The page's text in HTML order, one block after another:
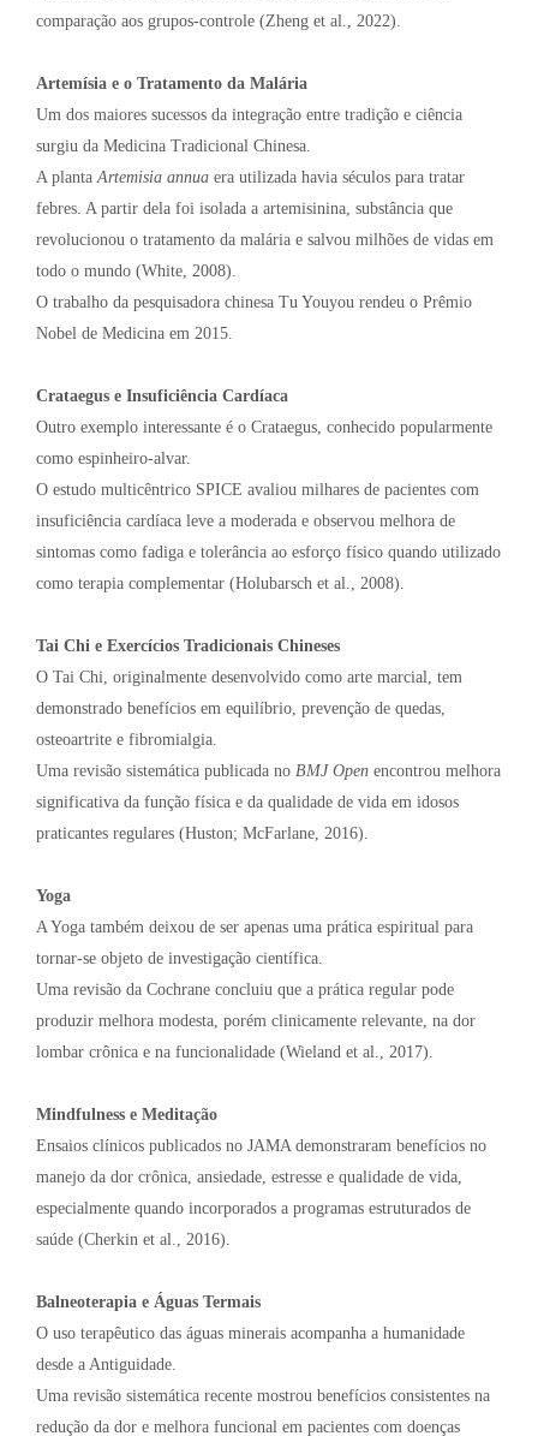
comparação aos grupos-controle (Zheng et al., 2022).
Artemísia e o Tratamento da Malária
Um dos maiores sucessos da integração entre tradição e ciência
surgiu da Medicina Tradicional Chinesa.
A planta Artemisia annua era utilizada havia séculos para tratar
febres. A partir dela foi isolada a artemisinina, substância que
revolucionou o tratamento da malária e salvou milhões de vidas em
todo o mundo (White, 2008).
O trabalho da pesquisadora chinesa Tu Youyou rendeu o Prêmio
Nobel de Medicina em 2015.
Crataegus e Insuficiência Cardíaca
Outro exemplo interessante é o Crataegus, conhecido popularmente
como espinheiro-alvar.
O estudo multicêntrico SPICE avaliou milhares de pacientes com
insuficiência cardíaca leve a moderada e observou melhora de
sintomas como fadiga e tolerância ao esforço físico quando utilizado
como terapia complementar (Holubarsch et al., 2008).
Tai Chi e Exercícios Tradicionais Chineses
O Tai Chi, originalmente desenvolvido como arte marcial, tem
demonstrado benefícios em equilíbrio, prevenção de quedas,
osteoartrite e fibromialgia.
Uma revisão sistemática publicada no BMJ Open encontrou melhora
significativa da função física e da qualidade de vida em idosos
praticantes regulares (Huston; McFarlane, 2016).
Yoga
A Yoga também deixou de ser apenas uma prática espiritual para
tornar-se objeto de investigação científica.
Uma revisão da Cochrane concluiu que a prática regular pode
produzir melhora modesta, porém clinicamente relevante, na dor
lombar crônica e na funcionalidade (Wieland et al., 2017).
Mindfulness e Meditação
Ensaios clínicos publicados no JAMA demonstraram benefícios no
manejo da dor crônica, ansiedade, estresse e qualidade de vida,
especialmente quando incorporados a programas estruturados de
saúde (Cherkin et al., 2016).
Balneoterapia e Águas Termais
O uso terapêutico das águas minerais acompanha a humanidade
desde a Antiguidade.
Uma revisão sistemática recente mostrou benefícios consistentes na
redução da dor e melhora funcional em pacientes com doenças